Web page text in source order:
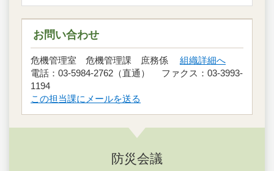
お問い合わせ
危機管理室 危機管理課 庶務係 組織詳細へ
電話：03-5984-2762（直通） ファクス：03-3993-
1194
この担当課にメールを送る
防災会議